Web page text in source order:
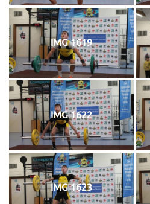
IMG 1619
IMG 1622
IMG 1623